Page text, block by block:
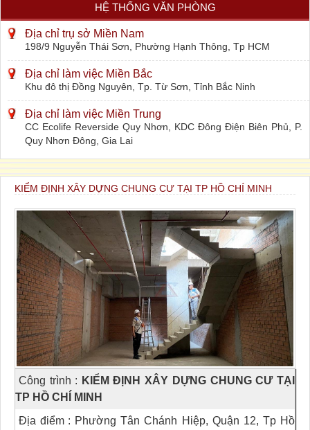
HỆ THỐNG VĂN PHÒNG
Địa chỉ trụ sở Miền Nam
198/9 Nguyễn Thái Sơn, Phường Hạnh Thông, Tp HCM
Địa chỉ làm việc Miền Bắc
Khu đô thị Đồng Nguyên, Tp. Từ Sơn, Tỉnh Bắc Ninh
Địa chỉ làm việc Miền Trung
CC Ecolife Reverside Quy Nhơn, KDC Đông Điện Biên Phủ, P.
Quy Nhơn Đông, Gia Lai
KIỂM ĐỊNH XÂY DỰNG CHUNG CƯ TẠI TP HỒ CHÍ MINH
Công trình : KIỂM ĐỊNH XÂY DỰNG CHUNG CƯ TẠI
TP HỒ CHÍ MINH
Địa điểm : Phường Tân Chánh Hiệp, Quận 12, Tp Hồ